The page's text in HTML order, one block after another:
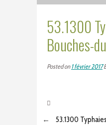
53.1300
Bouches-
Posted on 1 février 2017
← 53.1300